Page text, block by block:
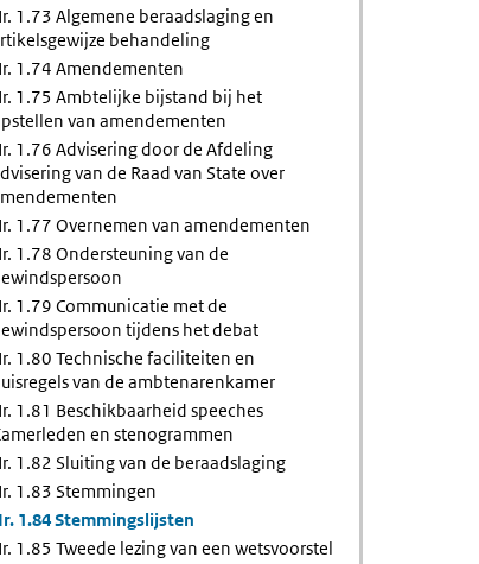
1.73 Algemene beraadslaging en
behandeling
1.74 Amendementen
1.75 Ambtelijke bijstand bij het
van amendementen
1.76 Advisering door de Afdeling
van de Raad van State over
1.77 Overnemen van amendementen
1.78 Ondersteuning van de
1.79 Communicatie met de
tijdens het debat
1.80 Technische faciliteiten en
van de ambtenarenkamer
1.81 Beschikbaarheid speeches
en stenogrammen
1.82 Sluiting van de beraadslaging
1.83 Stemmingen
1.84 Stemmingslijsten
1.85 Tweede lezing van een wetsvoorstel